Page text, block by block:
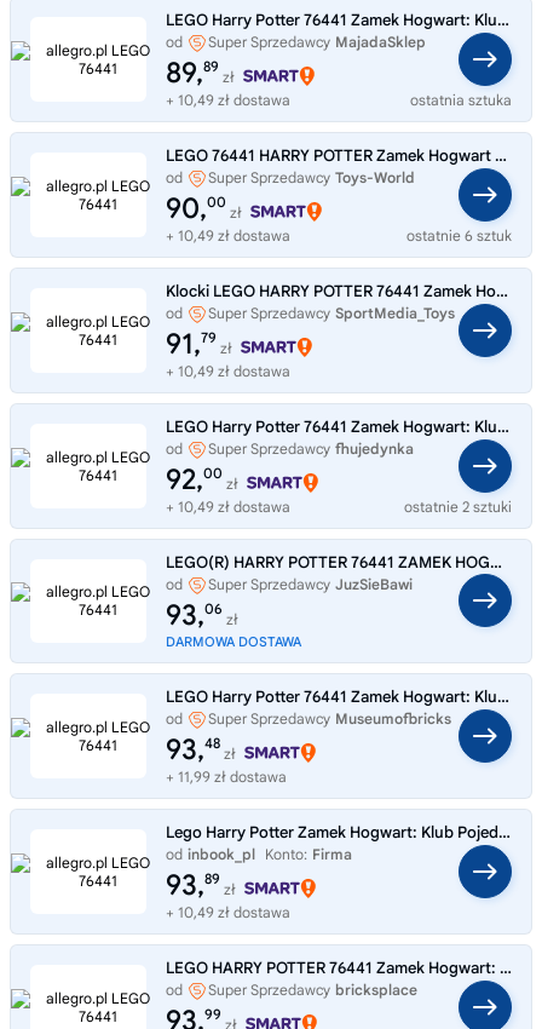
LEGO Harry Potter 76441 Zamek Hogwart: Klub pojedynków
od Super Sprzedawcy MajadaSklep
89,89
zł
+ 10,49 zł dostawa
ostatnia sztuka
LEGO 76441 HARRY POTTER Zamek Hogwart Klub pojedynków
od Super Sprzedawcy Toys-World
90,00
zł
+ 10,49 zł dostawa
ostatnie 6 sztuk
Klocki LEGO HARRY POTTER 76441 Zamek Hogwart: Klub pojedynków minifigurki
od Super Sprzedawcy SportMedia_Toys
91,79
zł
+ 10,49 zł dostawa
LEGO Harry Potter 76441 Zamek Hogwart: Klub pojedynków
od Super Sprzedawcy fhujedynka
92,00
zł
+ 10,49 zł dostawa
ostatnie 2 sztuki
LEGO(R) HARRY POTTER 76441 ZAMEK HOGWART: KLUB POJED
od Super Sprzedawcy JuzSieBawi
93,06
zł
DARMOWA DOSTAWA
LEGO Harry Potter 76441 Zamek Hogwart: Klub wojenny
od Super Sprzedawcy Museumofbricks
93,48
zł
+ 11,99 zł dostawa
Lego Harry Potter Zamek Hogwart: Klub Pojedynków 76441
od inbook_pl Konto: Firma
93,89
zł
+ 10,49 zł dostawa
LEGO HARRY POTTER 76441 Zamek Hogwart: Klub pojedynków Zestaw Klocków 158el
od Super Sprzedawcy bricksplace
93,99
zł